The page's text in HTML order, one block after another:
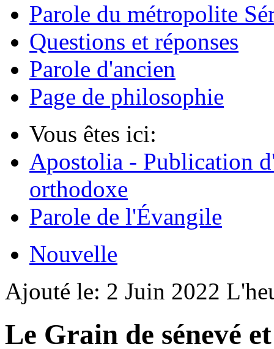
Parole du métropolite
Questions et réponses
Parole d'ancien
Page de philosophie
Vous êtes ici:
Apostolia - Publication
orthodoxe
Parole de l'Évangile
Nouvelle
Ajouté le: 2 Juin 2022
Le Grain de sénevé